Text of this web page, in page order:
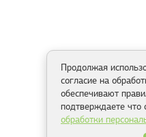
Продолжая
согласие на
обеспечивают
подтверждаете что
обработки